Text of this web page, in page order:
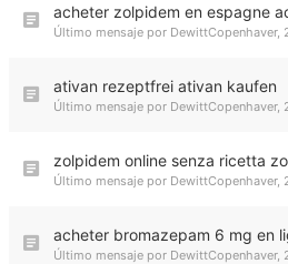
acheter zolpidem en espagne
Último mensaje por DewittCopenhaver,
ativan rezeptfrei ativan kaufen
Último mensaje por DewittCopenhaver,
zolpidem online senza ricetta
Último mensaje por DewittCopenhaver,
acheter bromazepam 6 mg en
Último mensaje por DewittCopenhaver,